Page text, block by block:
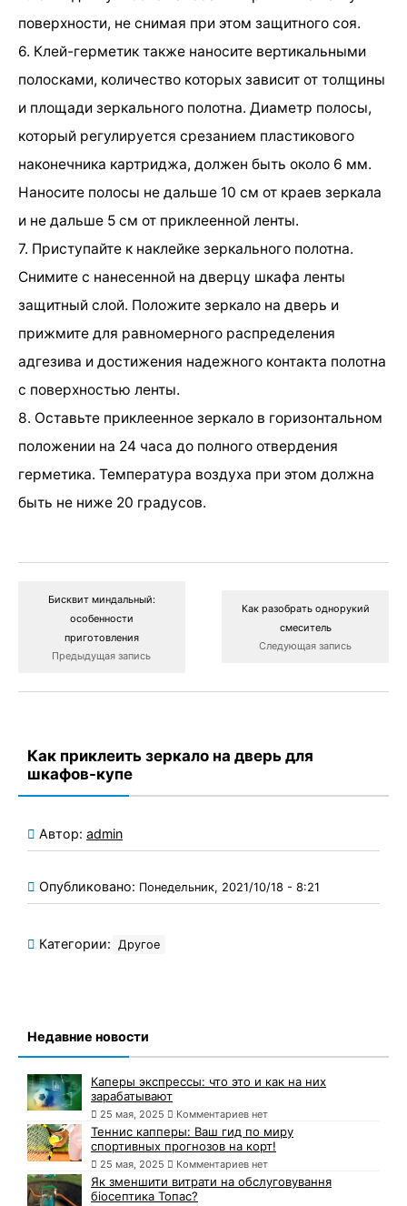
поверхности, не снимая при этом защитного соя.
6. Клей-герметик также наносите вертикальными
полосками, количество которых зависит от толщины
и площади зеркального полотна. Диаметр полосы,
который регулируется срезанием пластикового
наконечника картриджа, должен быть около 6 мм.
Наносите полосы не дальше 10 см от краев зеркала
и не дальше 5 см от приклеенной ленты.
7. Приступайте к наклейке зеркального полотна.
Снимите с нанесенной на дверцу шкафа ленты
защитный слой. Положите зеркало на дверь и
прижмите для равномерного распределения
адгезива и достижения надежного контакта полотна
с поверхностью ленты.
8. Оставьте приклеенное зеркало в горизонтальном
положении на 24 часа до полного отвердения
герметика. Температура воздуха при этом должна
быть не ниже 20 градусов.
Бисквит миндальный:
особенности
приготовления
Предыдущая запись
Как разобрать однорукий
смеситель
Следующая запись
Как приклеить зеркало на дверь для
шкафов-купе
Автор: admin
Опубликовано: Понедельник, 2021/10/18 - 8:21
Категории: Другое
Недавние новости
Каперы экспрессы: что это и как на них
зарабатывают
25 мая, 2025 Комментариев нет
Теннис капперы: Ваш гид по миру
спортивных прогнозов на корт!
25 мая, 2025 Комментариев нет
Як зменшити витрати на обслуговування
біосептика Топас?